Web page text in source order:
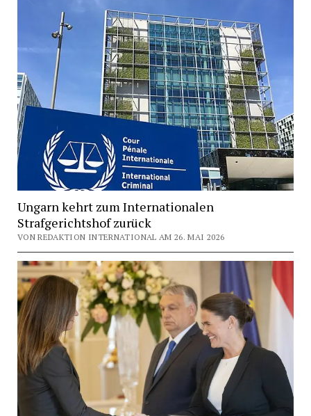
Ungarn kehrt zum Internationalen
Strafgerichtshof zurück
VON REDAKTION INTERNATIONAL AM 26. MAI 2026